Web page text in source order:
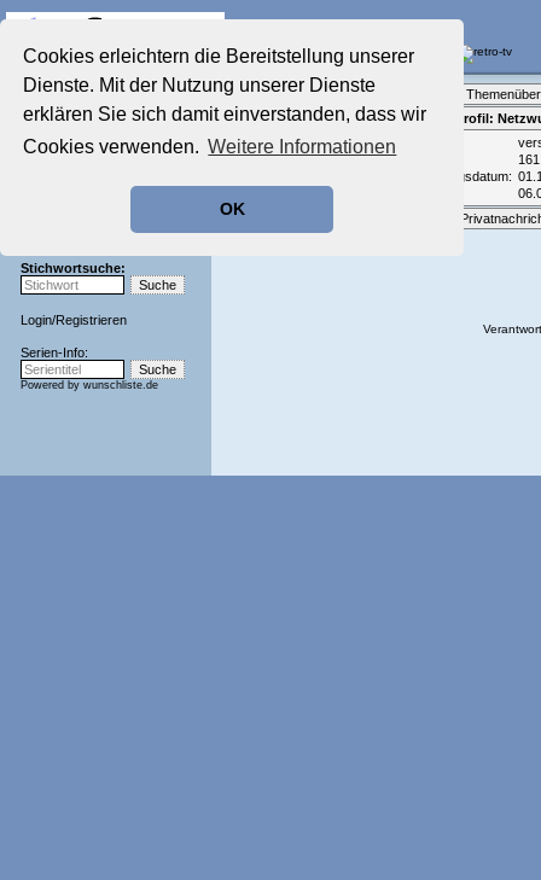
Cookies erleichtern die Bereitstellung unserer
Dienste. Mit der Nutzung unserer Dienste
erklären Sie sich damit einverstanden, dass wir
Cookies verwenden. Weitere Informationen
OK
Startseite
Aktuelles Forum
Film-Forum
Zeichentrick-Forum
Stichwortsuche:
Login/Registrieren
Serien-Info:
Powered by wunschliste.de
Teilnehmerprofil:
Email:
Beiträge:
161
Registrierungsdatum: